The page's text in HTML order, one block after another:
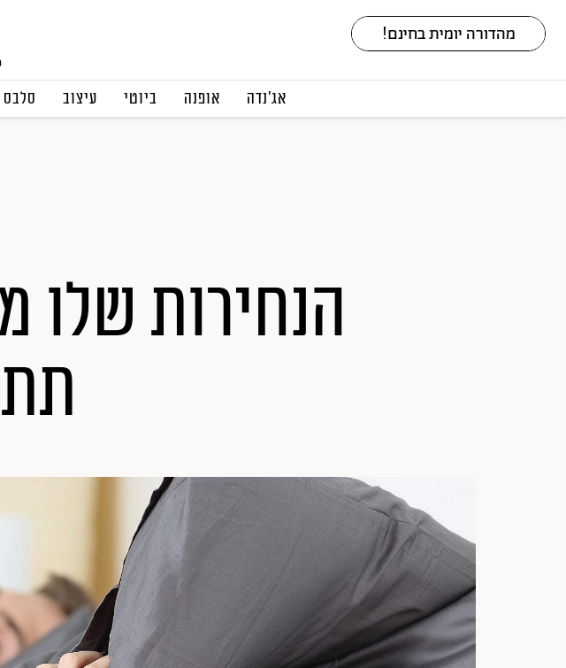
אג׳נדה אופנה ביוטי עיצוב סלבס
הנחירות שלו